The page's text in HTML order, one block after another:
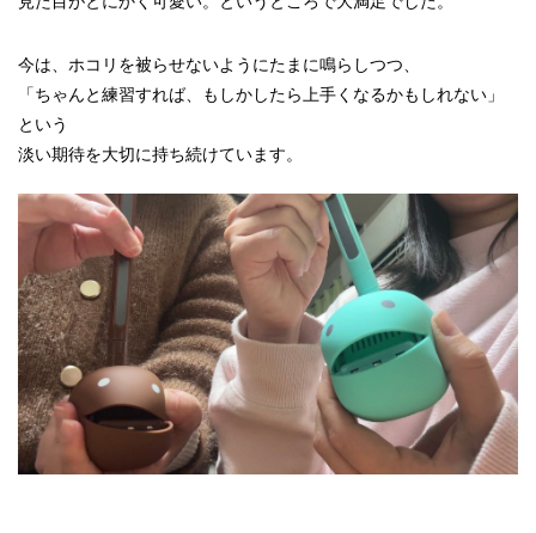
今は、ホコリを被らせないようにたまに鳴らしつつ、
「ちゃんと練習すれば、もしかしたら上手くなるかもしれない」
という
淡い期待を大切に持ち続けています。